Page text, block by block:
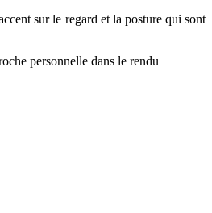
sur le regard et la posture qui sont
personnelle dans le rendu